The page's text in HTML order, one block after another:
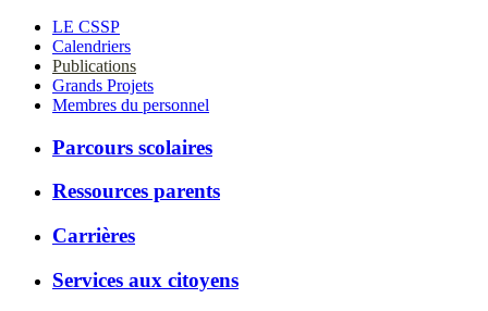
LE CSSP
Calendriers
Publications
Grands Projets
Membres du personnel
Parcours scolaires
Ressources parents
Carrières
Services aux citoyens